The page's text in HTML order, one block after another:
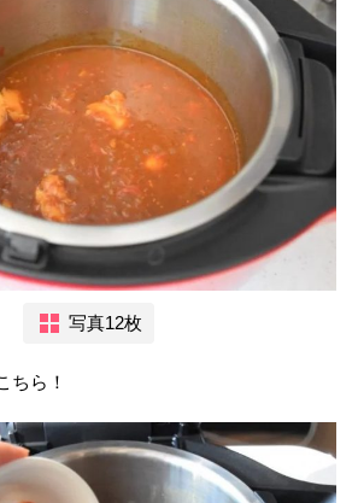
写真12枚
ちら！